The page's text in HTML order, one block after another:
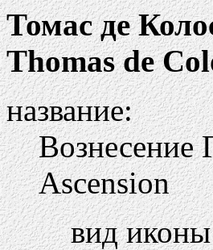
Томас де
Thomas de
название:
Вознесение
Ascension
вид